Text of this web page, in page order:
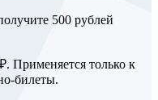
500 рублей
Применяется только к
билеты.